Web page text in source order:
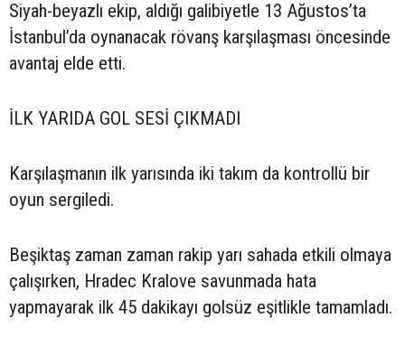
Siyah-beyazlı ekip, aldığı galibiyetle 13 Ağustos’ta
İstanbul’da oynanacak rövanş karşılaşması öncesinde
avantaj elde etti.
İLK YARIDA GOL SESİ ÇIKMADI
Karşılaşmanın ilk yarısında iki takım da kontrollü bir
oyun sergiledi.
Beşiktaş zaman zaman rakip yarı sahada etkili olmaya
çalışırken, Hradec Kralove savunmada hata
yapmayarak ilk 45 dakikayı golsüz eşitlikle tamamladı.